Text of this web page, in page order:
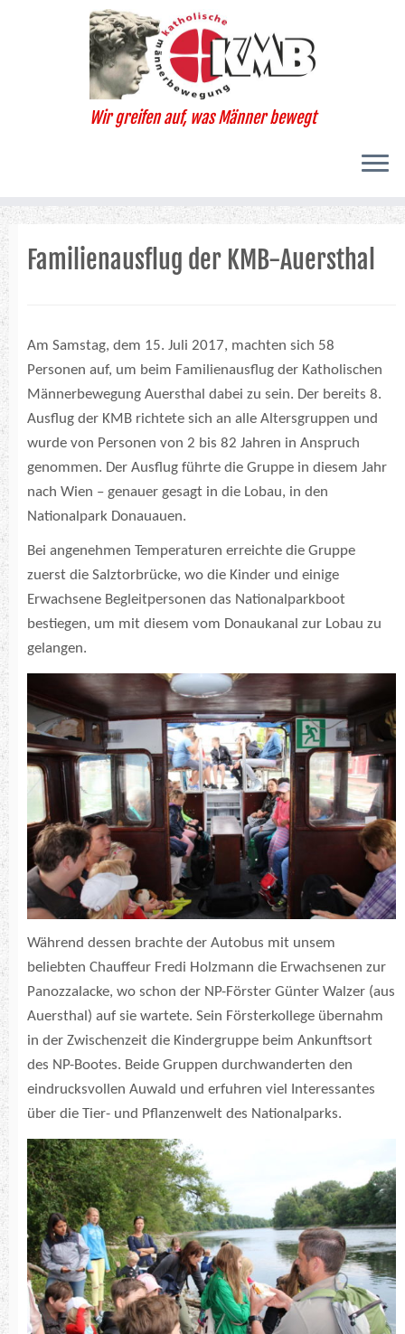
Wir greifen auf, was Männer bewegt
Familienausflug der KMB-Auersthal
Am Samstag, dem 15. Juli 2017, machten sich 58
Personen auf, um beim Familienausflug der Katholischen
Männerbewegung Auersthal dabei zu sein. Der bereits 8.
Ausflug der KMB richtete sich an alle Altersgruppen und
wurde von Personen von 2 bis 82 Jahren in Anspruch
genommen. Der Ausflug führte die Gruppe in diesem Jahr
nach Wien – genauer gesagt in die Lobau, in den
Nationalpark Donauauen.
Bei angenehmen Temperaturen erreichte die Gruppe
zuerst die Salztorbrücke, wo die Kinder und einige
Erwachsene Begleitpersonen das Nationalparkboot
bestiegen, um mit diesem vom Donaukanal zur Lobau zu
gelangen.
Während dessen brachte der Autobus mit unsem
beliebten Chauffeur Fredi Holzmann die Erwachsenen zur
Panozzalacke, wo schon der NP-Förster Günter Walzer (aus
Auersthal) auf sie wartete. Sein Försterkollege übernahm
in der Zwischenzeit die Kindergruppe beim Ankunftsort
des NP-Bootes. Beide Gruppen durchwanderten den
eindrucksvollen Auwald und erfuhren viel Interessantes
über die Tier- und Pflanzenwelt des Nationalparks.